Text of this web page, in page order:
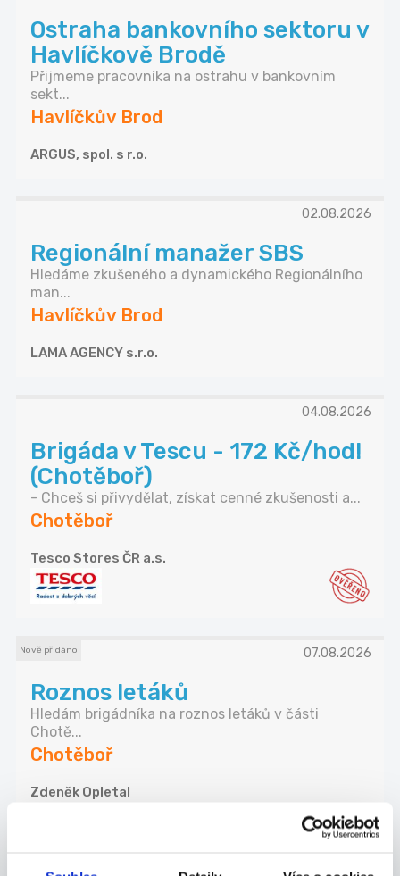
Ostraha bankovního sektoru v
Havlíčkově Brodě
Přijmeme pracovníka na ostrahu v bankovním
sekt...
Havlíčkův Brod
ARGUS, spol. s r.o.
02.08.2026
Regionální manažer SBS
Hledáme zkušeného a dynamického Regionálního
man...
Havlíčkův Brod
LAMA AGENCY s.r.o.
04.08.2026
Brigáda v Tescu - 172 Kč/hod!
(Chotěboř)
- Chceš si přivydělat, získat cenné zkušenosti a...
Chotěboř
Tesco Stores ČR a.s.
Nově přidáno 07.08.2026
Roznos letáků
Hledám brigádníka na roznos letáků v části
Chotě...
Chotěboř
Zdeněk Opletal